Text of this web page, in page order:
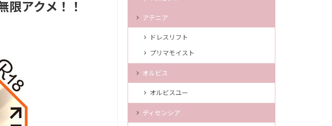
限アクメ！！
アテニア
ドレスリフト
プリマモイスト
オルビス
オルビスユー
ディセンシア